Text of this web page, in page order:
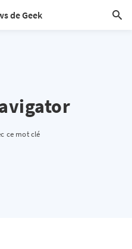
de Geek
ce mot clé